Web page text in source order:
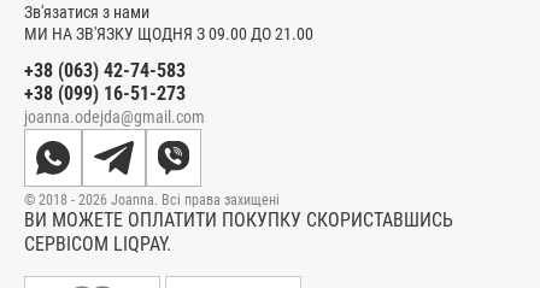
МИ НА ЗВ'ЯЗКУ ЩОДНЯ З 09.00 ДО 21.00
+38 (063) 42-74-583
+38 (099) 16-51-273
joanna.odejda@gmail.com
Зв'язатися з нами
ВИ МОЖЕТЕ ОПЛАТИТИ ПОКУПКУ СКОРИСТАВШИСЬ
СЕРВІСОМ LIQPAY.
© 2018 - 2026 Joanna. Всі права захищені